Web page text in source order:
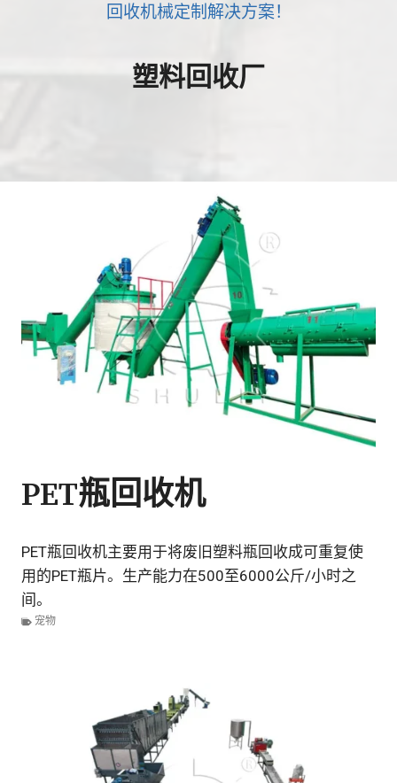
回收机械定制解决方案！
塑料回收厂
PET瓶回收机
PET瓶回收机主要用于将废旧塑料瓶回收成可重复使
用的PET瓶片。生产能力在500至6000公斤/小时之
间。
宠物